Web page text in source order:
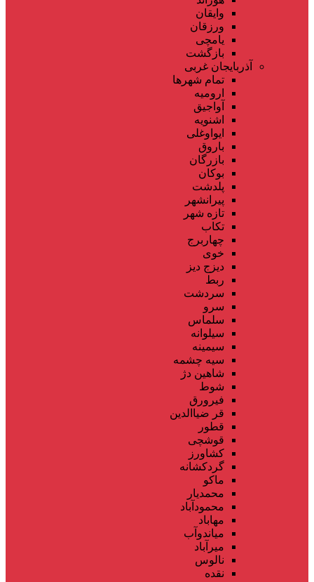
وایقان
ورزقان
یامچی
بازگشت
آذربایجان غربی
تمام شهر‌ها
ارومیه
آواجیق
اشنویه
ایواوغلی
باروق
بازرگان
بوکان
پلدشت
پیرانشهر
تازه شهر
تکاب
چهاربرج
خوی
دیزج دیز
ربط
سردشت
سرو
سلماس
سیلوانه
سیمینه
سیه چشمه
شاهین دژ
شوط
فیرورق
قر ضیاالدین
قطور
قوشچی
کشاورز
گردکشانه
ماکو
محمدیار
محمودآباد
مهاباد
میاندوآب
میرآباد
نالوس
نقده